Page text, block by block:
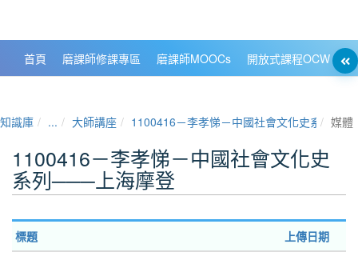
首頁 磨課師修課專區 磨課師MOOCs 開放式課程OCW
知識庫 ... 大師講座 1100416－李孝悌－中國社會文化史系列媒體
1100416－李孝悌－中國社會文化史
系列───上海摩登
標題 上傳日期